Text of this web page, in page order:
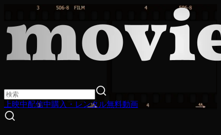
上映中配信中購入・レンタル無料動画